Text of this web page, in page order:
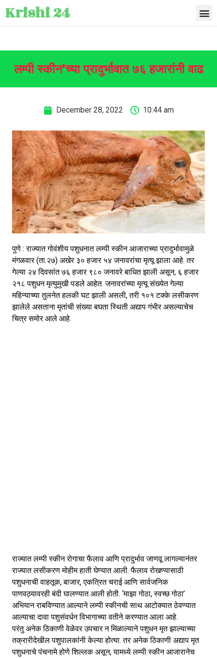
Krishi 24
लम्पी स्कीन’च्या प्रादुर्भावात ७६ हजारांनी वाढ
December 28, 2022 10:44 am
पुणे : राज्यात गोवंशीय पशुधनात लम्पी स्कीन आजाराच्या प्रादुर्भावामुळे
मंगळवार (ता.२७) अखेर ३० हजार ५४ जनावरांचा मृत्यू झाला आहे. तर
गेल्या २४ दिवसांत ७६ हजार ९८० जनावरे बाधित झाली असून, ६ हजार
२१८ पशुधन मृत्युमुखी पडले आहेत. जनावरांच्या मृत्यू संख्येत गेल्या
महिन्याच्या तुलनेत हलकी घट झाली असली, तरी १०१ टक्के लसीकरण
झालेले असताना मृतांची संख्या बघता स्थिती अद्याप गंभीर असल्याचेच
चित्र समोर आले आहे.
राज्यात लम्पी स्कीन रोगाचा फैलाव आणि प्रादुर्भाव जाणवू लागल्यानंतर
राज्यात लसीकरण मोहीम हाती घेण्यात आली. फैलाव रोखण्यासाठी
पशुधनाची वाहतूक, बाजार, एकत्रित चराई आणि सार्वजनिक
पाणवठ्यावरही बंदी घालण्यात आली होती. ‘माझा गोठा, स्वच्छ गोठा’
अभियान राबविण्यात आल्याने लम्पी स्कीनची साथ आटोक्यात ठेवण्यात
आल्याचा दावा पशुसंवर्धन विभागाच्या वतीने करण्यात आला आहे.
परंतु अनेक ठिकाणी वेळेवर उपचार न मिळाल्याने पशुधन मृत झाल्याच्या
तक्रारीदेखील पशुपालकांनी केल्या होत्या. तर अनेक ठिकाणी अद्याप मृत
पशुधनाचे पंचनामे होणे शिल्लक असून, यामध्ये लम्पी स्कीन आजारानेच